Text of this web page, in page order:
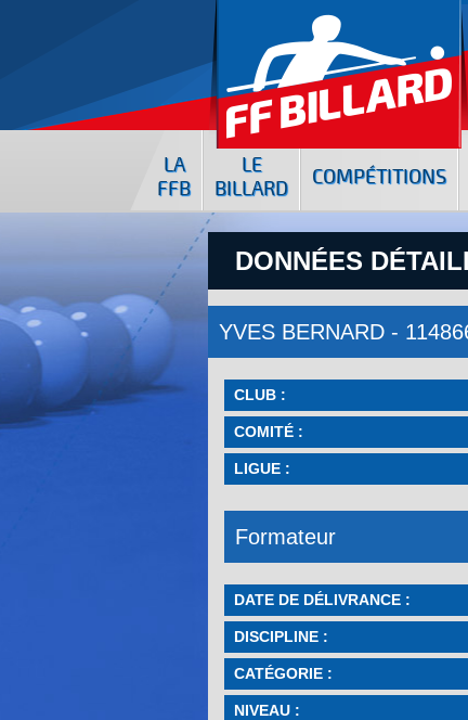
LA
FFB
LE
BILLARD
COMPÉTITIONS
DONNÉES
YVES BERNARD -
CLUB :
COMITÉ :
LIGUE :
Formateur
DATE DE DÉLIVRANCE :
DISCIPLINE :
CATÉGORIE :
NIVEAU :